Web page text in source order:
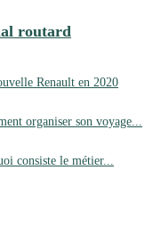
routard
Renault en 2020
organiser son voyage...
consiste le métier...